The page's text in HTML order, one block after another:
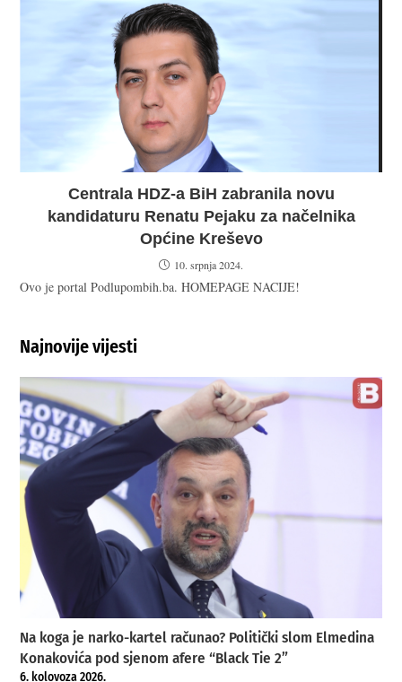
Centrala HDZ-a BiH zabranila novu
kandidaturu Renatu Pejaku za načelnika
Općine Kreševo
10. srpnja 2024.
Ovo je portal Podlupombih.ba. HOMEPAGE NACIJE!
Najnovije vijesti
Na koga je narko-kartel računao? Politički slom Elmedina
Konakovića pod sjenom afere “Black Tie 2”
6. kolovoza 2026.